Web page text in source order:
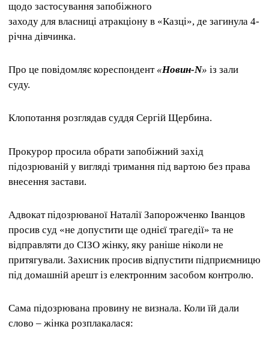
щодо застосування запобіжного
заходу для власниці атракціону в «Казці», де загинула 4-
річна дівчинка.
Про це повідомляє кореспондент «Новин-N» із зали
суду.
Клопотання розглядав суддя Сергій Щербина.
Прокурор просила обрати запобіжний захід
підозрюваній у вигляді тримання під вартою без права
внесення застави.
Адвокат підозрюваної Наталії Запорожченко Іванцов
просив суд «не допустити ще однієї трагедії» та не
відправляти до СІЗО жінку, яку раніше ніколи не
притягували. Захисник просив відпустити підприємницю
під домашній арешт із електронним засобом контролю.
Сама підозрювана провину не визнала. Коли їй дали
слово – жінка розплакалася: